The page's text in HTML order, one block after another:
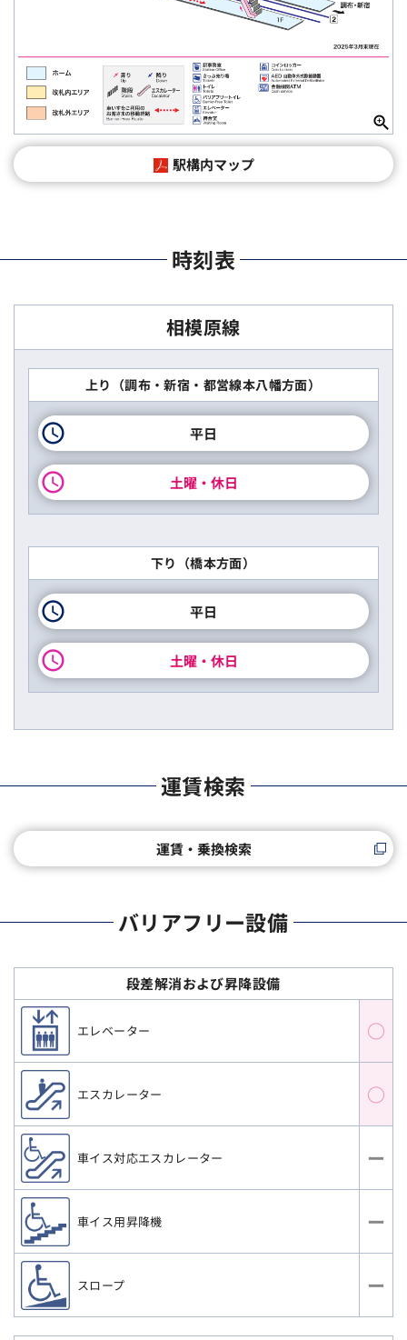
駅構内マップ
時刻表
相模原線
上り（調布・新宿・都営線本八幡方面）
平日
土曜・休日
下り（橋本方面）
平日
土曜・休日
運賃検索
運賃・乗換検索
バリアフリー設備
段差解消および昇降設備
エレベーター ○
エスカレーター ○
車イス対応エスカレーター ー
車イス用昇降機 ー
スロープ ー